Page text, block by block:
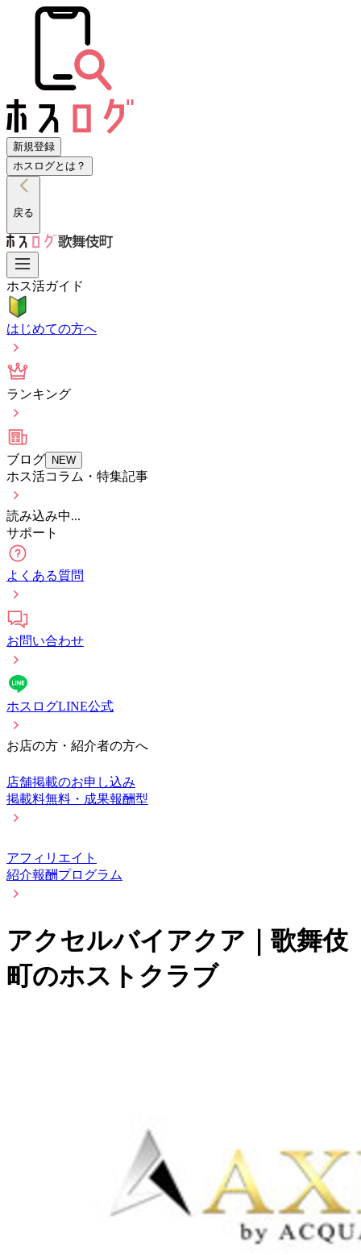
新規登録
ホスログとは？
戻る
ホス活ガイド
はじめての方へ
ランキング
ブログ NEW
ホス活コラム・特集記事
読み込み中...
サポート
よくある質問
お問い合わせ
ホスログLINE公式
お店の方・紹介者の方へ
店舗掲載のお申し込み
掲載料無料・成果報酬型
アフィリエイト
紹介報酬プログラム
アクセルバイアクア｜歌舞伎
町のホストクラブ